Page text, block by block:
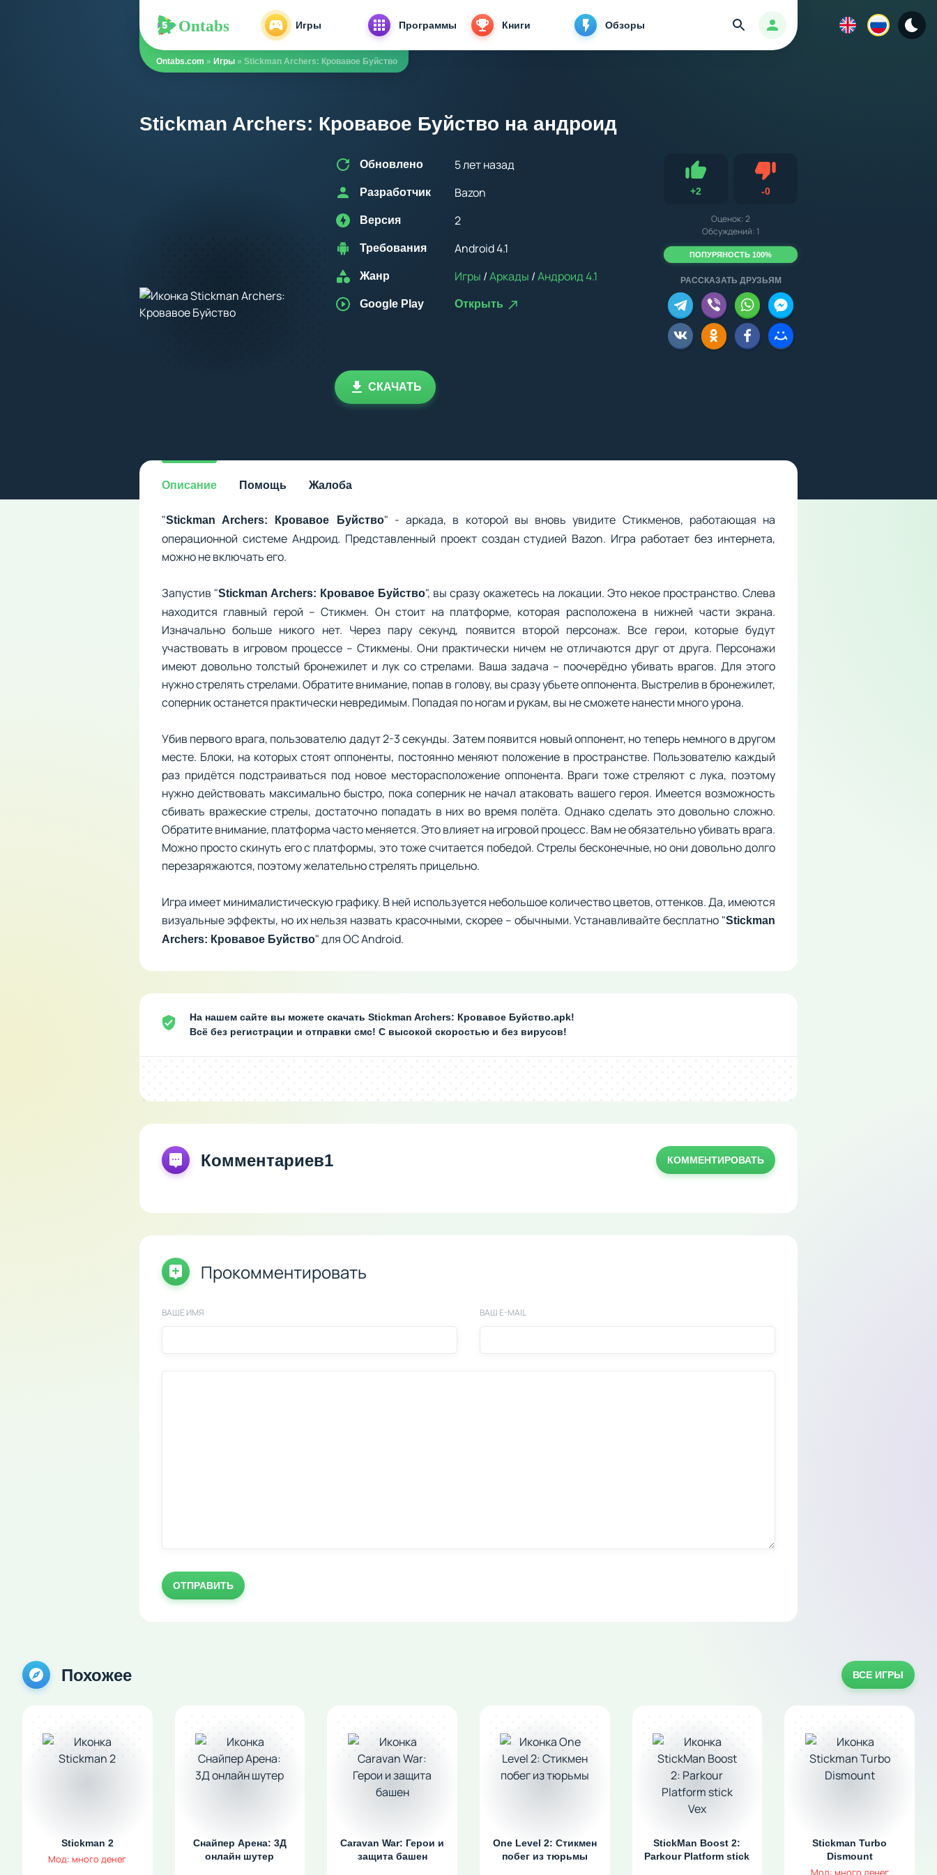
Ontabs Игры Программы Книги Обзоры Авторизация
Найти
Ontabs.com » Игры » Stickman Archers: Кровавое Буйство
Stickman Archers: Кровавое Буйство на андроид
Обновлено 5 лет назад
Разработчик Bazon
Версия 2
Требования Android 4.1
Жанр Игры /Аркады /Андроид 4.1
Google Play Открыть
+2
Нравится
-0Не нравится
Оценок:2
Обсуждений: 1
ПОПУРЯНОСТЬ 100%
СКАЧАТЬ
Описание Помощь Жалоба
"Stickman Archers: Кровавое Буйство" - аркада, в которой вы вновь увидите Стикменов, работающая на
операционной системе Андроид. Представленный проект создан студией Bazon. Игра работает без интернета,
можно не включать его.
Запустив "Stickman Archers: Кровавое Буйство", вы сразу окажетесь на локации. Это некое пространство. Слева
находится главный герой – Стикмен. Он стоит на платформе, которая расположена в нижней части экрана.
Изначально больше никого нет. Через пару секунд, появится второй персонаж. Все герои, которые будут
участвовать в игровом процессе – Стикмены. Они практически ничем не отличаются друг от друга. Персонажи
имеют довольно толстый бронежилет и лук со стрелами. Ваша задача – поочерёдно убивать врагов. Для этого
нужно стрелять стрелами. Обратите внимание, попав в голову, вы сразу убьете оппонента. Выстрелив в бронежилет,
соперник останется практически невредимым. Попадая по ногам и рукам, вы не сможете нанести много урона.
Убив первого врага, пользователю дадут 2-3 секунды. Затем появится новый оппонент, но теперь немного в другом
месте. Блоки, на которых стоят оппоненты, постоянно меняют положение в пространстве. Пользователю каждый
раз придётся подстраиваться под новое месторасположение оппонента. Враги тоже стреляют с лука, поэтому
нужно действовать максимально быстро, пока соперник не начал атаковать вашего героя. Имеется возможность
сбивать вражеские стрелы, достаточно попадать в них во время полёта. Однако сделать это довольно сложно.
Обратите внимание, платформа часто меняется. Это влияет на игровой процесс. Вам не обязательно убивать врага.
Можно просто скинуть его с платформы, это тоже считается победой. Стрелы бесконечные, но они довольно долго
перезаряжаются, поэтому желательно стрелять прицельно.
Игра имеет минималистическую графику. В ней используется небольшое количество цветов, оттенков. Да, имеются
визуальные эффекты, но их нельзя назвать красочными, скорее – обычными. Устанавливайте бесплатно "Stickman
Archers: Кровавое Буйство" для ОС Android.
На нашем сайте вы можете скачать Stickman Archers: Кровавое Буйство.apk!
Всё без регистрации и отправки смс! С высокой скоростью и без вирусов!
Комментариев1 КОММЕНТИРОВАТЬ
Прокомментировать
ВАШЕ ИМЯ ВАШ E-MAIL
ОТПРАВИТЬ
Похожее ВСЕ ИГРЫ
Stickman 2
Мод: много денег
Снайпер Арена: 3Д
онлайн шутер
Caravan War: Герои и
защита башен
One Level 2: Стикмен
побег из тюрьмы
StickMan Boost 2:
Parkour Platform stick
Stickman Turbo
Dismount
Мод: много денег